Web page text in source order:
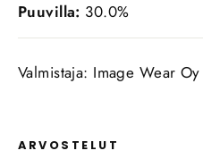
Puuvilla: 30.0%
Valmistaja: Image Wear Oy
ARVOSTELUT